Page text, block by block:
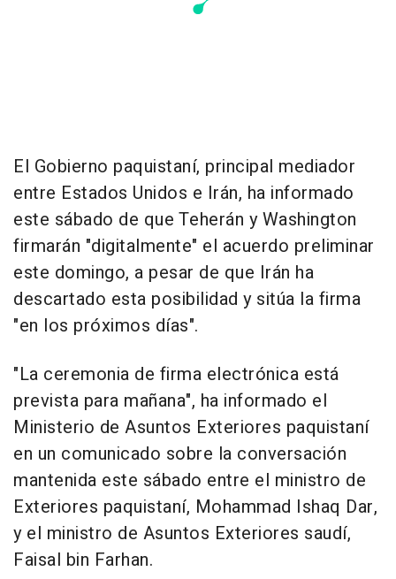
El Gobierno paquistaní, principal mediador
entre Estados Unidos e Irán, ha informado
este sábado de que Teherán y Washington
firmarán "digitalmente" el acuerdo preliminar
este domingo, a pesar de que Irán ha
descartado esta posibilidad y sitúa la firma
"en los próximos días".
"La ceremonia de firma electrónica está
prevista para mañana", ha informado el
Ministerio de Asuntos Exteriores paquistaní
en un comunicado sobre la conversación
mantenida este sábado entre el ministro de
Exteriores paquistaní, Mohammad Ishaq Dar,
y el ministro de Asuntos Exteriores saudí,
Faisal bin Farhan.